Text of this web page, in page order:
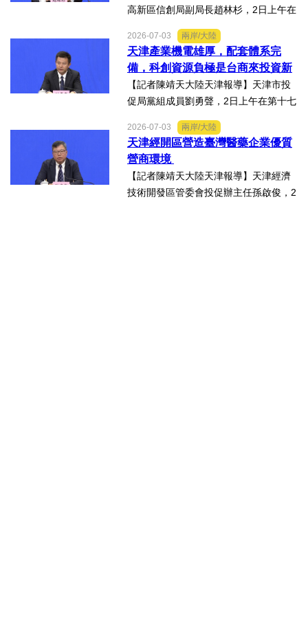
高新區信創局副局長趙林杉，2日上午在
第十七屆津台投資合作洽談會新聞發佈
會上，針對吸引臺商臺企來津發展人工
智能產業方面具備優勢表示，高新區作
為國家自主創新示範區，也...
2026-07-03 兩岸/大陸
天津產業機電雄厚，配套體系完
備，科創資源負極是台商來投資新
業的理想沃土
【記者陳靖天大陸天津報導】天津市投
促局黨組成員劉勇聲，2日上午在第十七
屆津台投資合作洽談會新聞發佈會上回
答記者提問關於天津在產業發展方面有
哪些突出優勢，目前台資企業在天津的
融合情況，未來還有哪些...
2026-07-03 兩岸/大陸
天津經開區營造臺灣醫藥企業優質
營商環境
【記者陳靖天大陸天津報導】天津經濟
技術開發區管委會投促辦主任孫啟俊，2